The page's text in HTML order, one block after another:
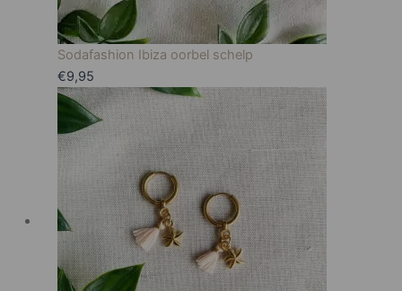
Sodafashion Ibiza oorbel schelp
€9,95